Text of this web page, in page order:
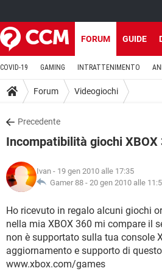
FORUM GUIDE
COVID-19 GAMING INTRATTENIMENTO
Forum Videogiochi
Precedente
Incompatibilità giochi XBOX
Ivan - 19 gen 2010 alle 17:35
Gamer 88 - 20 gen 2010 alle
Ho ricevuto in regalo alcuni giochi
nella mia XBOX 360 mi compare il
non è supportato sulla tua console
aggiornamento e supporto di
www.xbox.com/games